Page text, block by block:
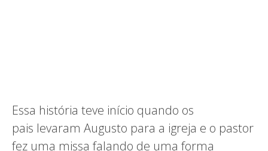
Essa história teve início quando os
pais levaram Augusto para a igreja e o pastor
fez uma missa falando de uma forma